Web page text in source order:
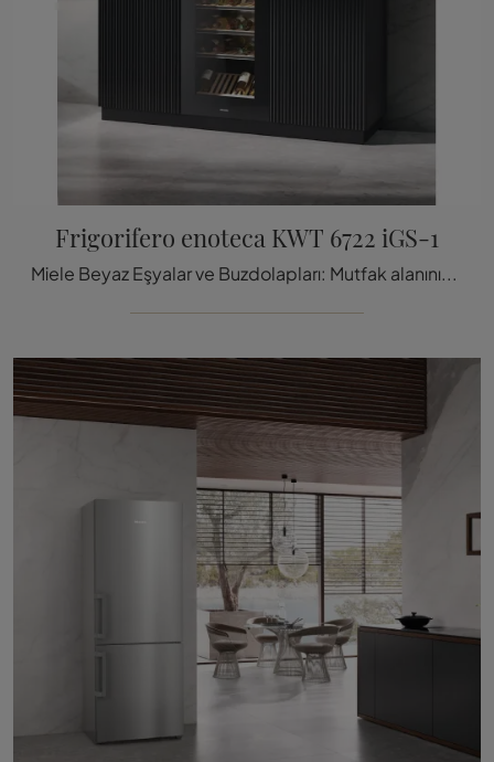
Frigorifero enoteca KWT 6722 iGS-1
Miele Beyaz Eşyalar ve Buzdolapları: Mutfak alanınızı ve mutfağınızı tamamlamanın yollarını Frigorifero enoteca KWT 6722